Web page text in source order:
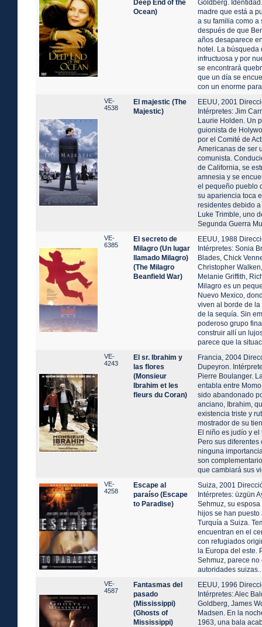
Deep End of the
Ocean)
Goldberg.
madre que está a
a su familia como a
después de que
años desaparece
hotel. La búsqueda
infructuosa y por
se encontrará
que un día se
con un enorme
VE-
4538
El majestic (The
Majestic)
EEUU, 2001
Intérpretes: Jim
Laurie Holden. Un
guionista de
por el Comité de
Americanas de ser
comunista.
de California, se
amnesia y se
el pequeño pueblo
su apariencia toca
residentes debido
Luke Trimble, uno
Segunda Guerra
VE-
6385
El secreto de
Milagro (Un lugar
llamado Milagro)
(The Milagro
Beanfield War)
EEUU, 1988
Intérpretes: Sonia
Blades, Chick
Christopher
Melanie Griffith,
Milagro es un
Nuevo Mexico,
viven al borde de
de la sequía. Sin
poderoso grupo
construir allí un
parece que la
VE-
4243
El sr. Ibrahim y
las flores
(Monsieur
Ibrahim et les
fleurs du Coran)
Francia, 2004
Dupeyron.
Pierre Boulanger.
entabla entre
sido abandonado
anciano, Ibrahim,
existencia triste y
mostrador de su
El niño es judío y
Pero sus
ninguna
son
que cambiará sus
VE-
4258
Escape al
paraíso (Escape
to Paradise)
Suiza, 2001
Intérpretes: üzgün
Sehmuz, su
hijos se han
Turquía a Suiza.
encuentran en el
con refugiados
la Europa del este.
Sehmuz, parece
autoridades
VE-
4587
Fantasmas del
pasado
(Mississippi)
(Ghosts of
Mississippi)
EEUU, 1996
Intérpretes: Alec
Goldberg, James
Madsen. En la
1963, una bala